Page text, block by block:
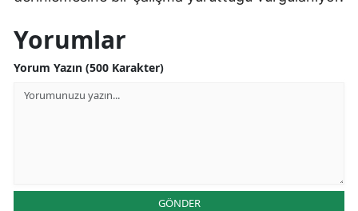
Yorumlar
Yorum Yazın (500 Karakter)
GÖNDER